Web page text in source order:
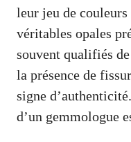
leur jeu de
véritables opales
souvent qualifiés
la présence de
signe
d’un gemmologue